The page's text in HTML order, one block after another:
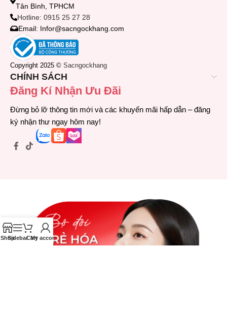
Tân Bình, TPHCM
Hotline: 0915 25 27 28
Email: Infor@sacngockhang.com
Copyright 2025 © Sacngockhang
CHÍNH SÁCH
Đăng Kí Nhận Ưu Đãi
Đừng bỏ lỡ thông tin mới và các khuyến mãi hấp dẫn – đăng
ký nhận thư ngay hôm nay!
ShopSidebarCart
My account